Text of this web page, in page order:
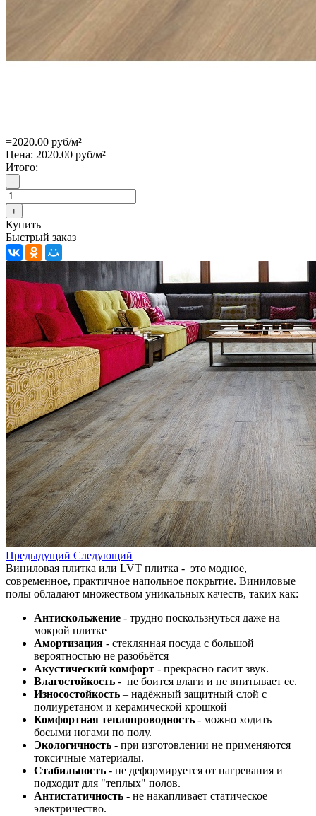
=2020.00 руб/м²
Цена: 2020.00 руб/м²
Итого:
Купить
Быстрый заказ
Предыдущий Следующий
Виниловая плитка или LVT плитка - это модное,
современное, практичное напольное покрытие. Виниловые
полы обладают множеством уникальных качеств, таких как:
Антискольжение - трудно поскользнуться даже на
мокрой плитке
Амортизация - стеклянная посуда с большой
вероятностью не разобьётся
Акустический комфорт - прекрасно гасит звук.
Влагостойкость - не боится влаги и не впитывает ее.
Износостойкость – надёжный защитный слой с
полиуретаном и керамической крошкой
Комфортная теплопроводность - можно ходить
босыми ногами по полу.
Экологичность - при изготовлении не применяются
токсичные материалы.
Стабильность - не деформируется от нагревания и
подходит для "теплых" полов.
Антистатичность - не накапливает статическое
электричество.